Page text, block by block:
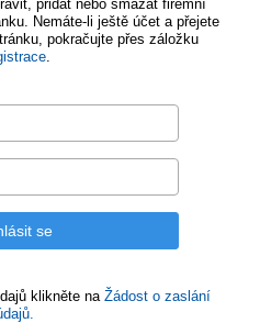
přidat nebo smazat firemní
Nemáte-li ještě účet a přejete
pokračujte přes záložku
.
klikněte na Žádost o zaslání